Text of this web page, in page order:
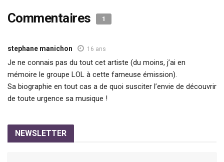
Commentaires 1
stephane manichon 16 ans
Je ne connais pas du tout cet artiste (du moins, j’ai en
mémoire le groupe LOL à cette fameuse émission).
Sa biographie en tout cas a de quoi susciter l’envie de découvrir
de toute urgence sa musique !
NEWSLETTER